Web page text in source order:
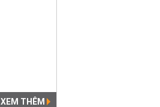
XEM THÊM